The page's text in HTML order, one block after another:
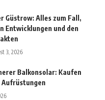
Güstrow: Alles zum Fall,
Entwicklungen und den
3, 2026
Balkonsolar: Kaufen